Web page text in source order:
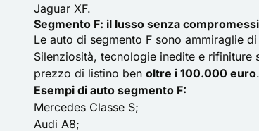
Jaguar XF.
Segmento F: il lusso senza compromessi
Le auto di segmento F sono ammiraglie
Silenziosità, tecnologie inedite e
prezzo di listino ben oltre i 100.000 euro.
Esempi di auto segmento F:
Mercedes Classe S;
Audi A8;